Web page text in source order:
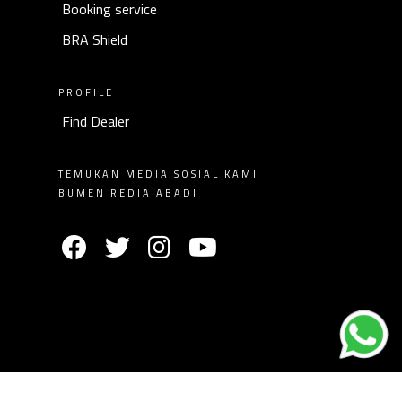
Booking service
BRA Shield
PROFILE
Find Dealer
TEMUKAN MEDIA SOSIAL KAMI
BUMEN REDJA ABADI